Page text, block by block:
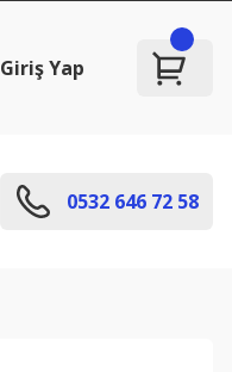
Giriş Yap
0532 646 72 58